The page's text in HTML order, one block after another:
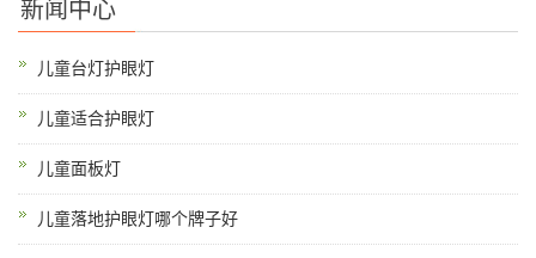
新闻中心
儿童台灯护眼灯
儿童适合护眼灯
儿童面板灯
儿童落地护眼灯哪个牌子好